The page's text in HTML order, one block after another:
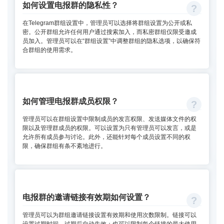
如何设置电报群的隐私性？
在Telegram群组设置中，管理员可以选择将群组设置为公开或私
密。公开群组允许任何用户通过搜索加入，而私密群组仅限受邀成
员加入。管理员可以在“群组设置”中调整群组的隐私选项，以确保符
合群组的使用需求。
如何管理电报群成员权限？
管理员可以在群组设置中限制成员的发言权限、发送媒体文件的权
限以及管理群成员的权限。可以设置为只有管理员可以发言，或是
允许所有成员参与讨论。此外，还能针对每个成员设置不同的权
限，确保群组有条不紊地进行。
电报群的邀请链接有效期如何设置？
管理员可以为群组邀请链接设置有效期和使用次数限制。链接可以